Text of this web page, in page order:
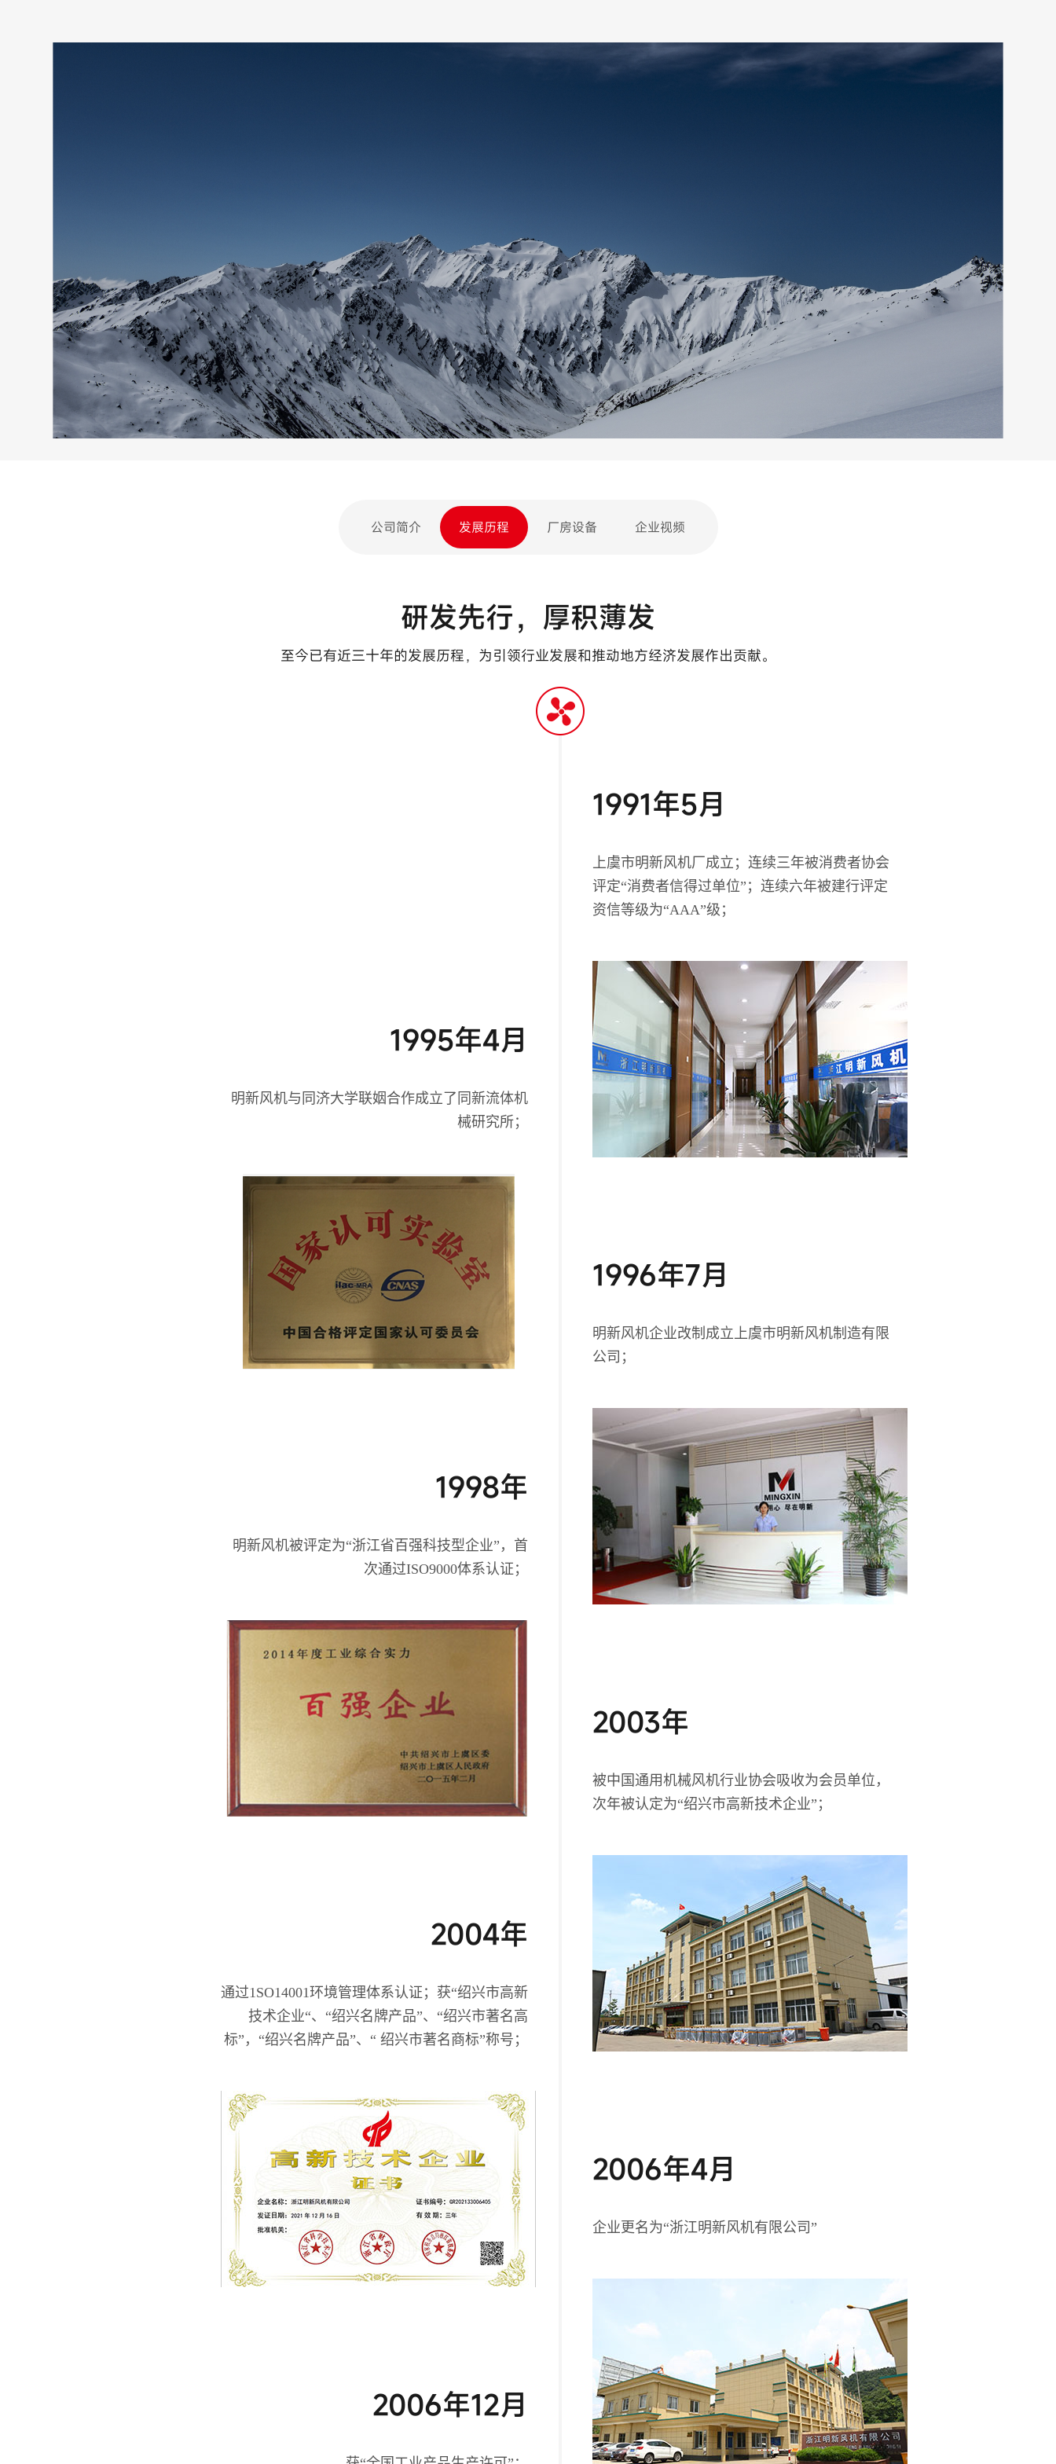
公司简介 发展历程 厂房设备 企业视频
研发先行，厚积薄发
至今已有近三十年的发展历程，为引领行业发展和推动地方经济发展作出贡献。
1995年4月
明新风机与同济大学联姻合作成立了同新流体机
械研究所；
1998年
明新风机被评定为“浙江省百强科技型企业”，首
次通过ISO9000体系认证；
2004年
通过1SO14001环境管理体系认证；获“绍兴市高新
技术企业“、“绍兴名牌产品”、“绍兴市著名高
标”，“绍兴名牌产品”、“ 绍兴市著名商标”称号；
2006年12月
1991年5月
上虞市明新风机厂成立；连续三年被消费者协会
评定“消费者信得过单位”；连续六年被建行评定
资信等级为“AAA”级；
1996年7月
明新风机企业改制成立上虞市明新风机制造有限
公司；
2003年
被中国通用机械风机行业协会吸收为会员单位，
次年被认定为“绍兴市高新技术企业”；
2006年4月
企业更名为“浙江明新风机有限公司”